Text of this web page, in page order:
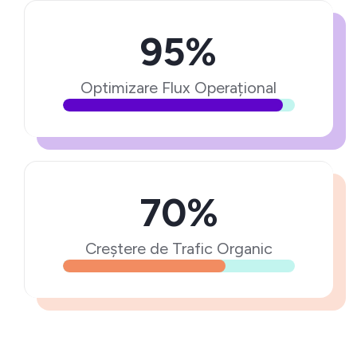
95%
Optimizare Flux Operațional
70%
Creștere de Trafic Organic